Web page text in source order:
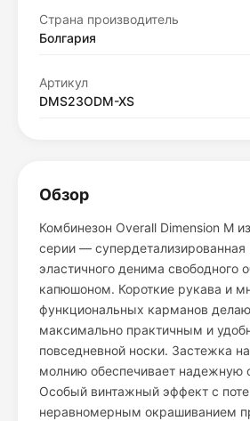
Страна производитель
Болгария
Артикул
DMS23ODM-XS
Обзор
Комбинезон Overall Dimension M
серии — супердетализированная
эластичного денима свободного
капюшоном. Короткие рукава и
функциональных карманов
максимально практичным и
повседневной носки. Застежка
молнию обеспечивает надежную
Особый винтажный эффект с
неравномерным окрашиванием